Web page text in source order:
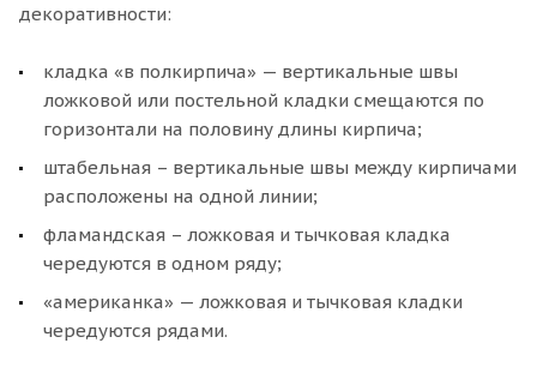
декоративности:
кладка «в полкирпича» — вертикальные швы
ложковой или постельной кладки смещаются по
горизонтали на половину длины кирпича;
штабельная – вертикальные швы между кирпичами
расположены на одной линии;
фламандская – ложковая и тычковая кладка
чередуются в одном ряду;
«американка» — ложковая и тычковая кладки
чередуются рядами.